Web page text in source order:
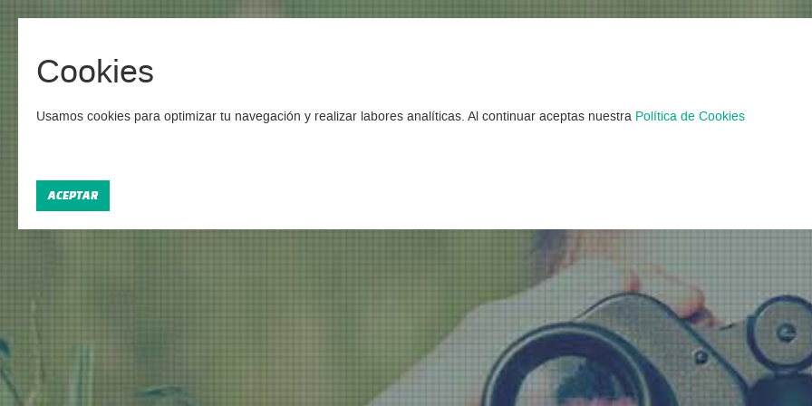
Campamentos Verano en
Cookies
Usamos cookies para optimizar tu navegación y realizar labores analíticas. Al continuar aceptas nuestra Política de Cookies
ACEPTAR